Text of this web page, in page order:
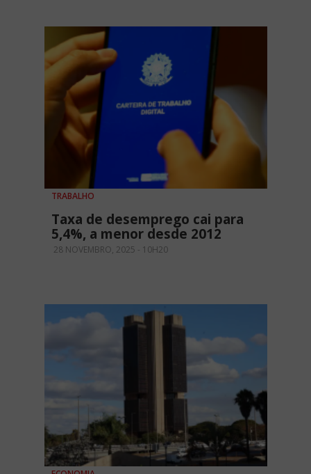
TRABALHO
Taxa de desemprego cai para
5,4%, a menor desde 2012
28 NOVEMBRO, 2025 - 10H20